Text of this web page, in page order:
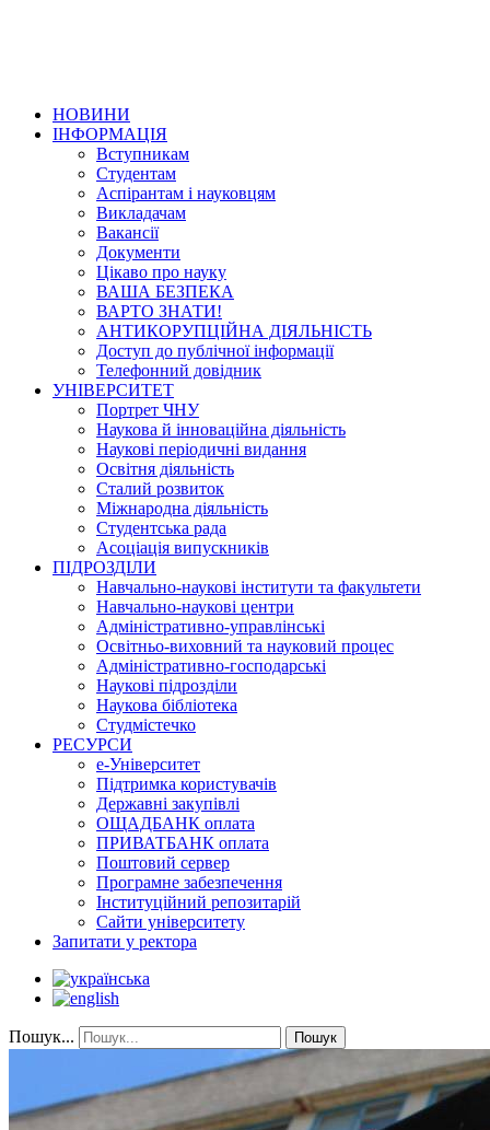
НОВИНИ
ІНФОРМАЦІЯ
Вступникам
Студентам
Аспірантам і науковцям
Викладачам
Вакансії
Документи
Цікаво про науку
ВАША БЕЗПЕКА
ВАРТО ЗНАТИ!
АНТИКОРУПЦІЙНА ДІЯЛЬНІСТЬ
Доступ до публічної інформації
Телефонний довідник
УНІВЕРСИТЕТ
Портрет ЧНУ
Наукова й інноваційна діяльність
Наукові періодичні видання
Освітня діяльність
Сталий розвиток
Міжнародна діяльність
Студентська рада
Асоціація випускників
ПІДРОЗДІЛИ
Навчально-наукові інститути та факультети
Навчально-наукові центри
Адміністративно-управлінські
Освітньо-виховний та науковий процес
Адміністративно-господарські
Наукові підрозділи
Наукова бібліотека
Студмістечко
РЕСУРСИ
е-Університет
Підтримка користувачів
Державні закупівлі
ОЩАДБАНК оплата
ПРИВАТБАНК оплата
Поштовий сервер
Програмне забезпечення
Інституційний репозитарій
Сайти університету
Запитати у ректора
Пошук... Пошук